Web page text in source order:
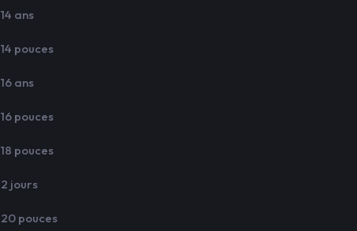
14 ans
14 pouces
16 ans
16 pouces
18 pouces
2 jours
20 pouces